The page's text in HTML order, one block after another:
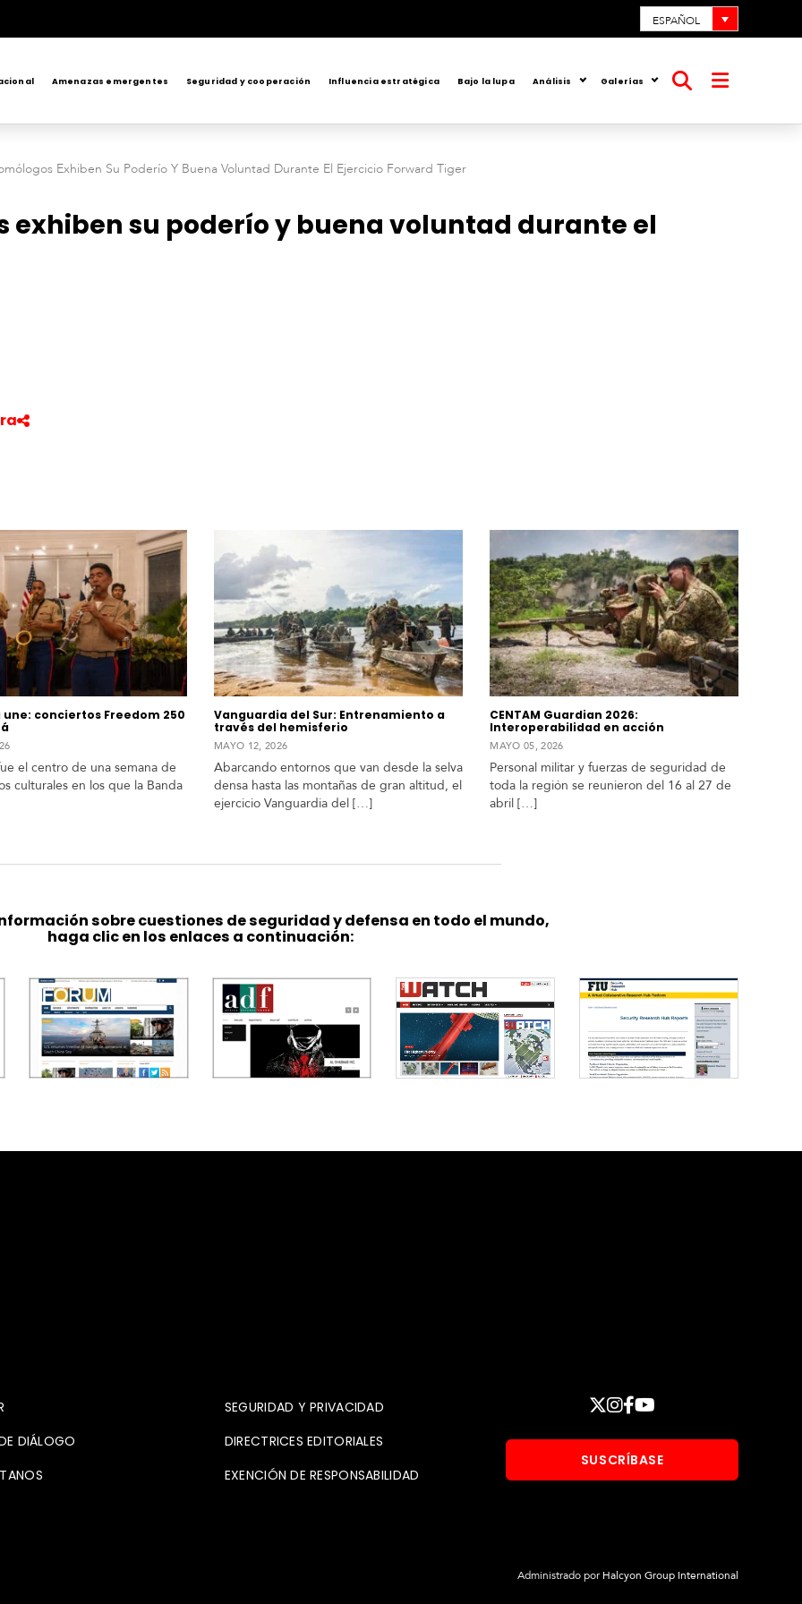
ESPAÑOL
Amenazas emergentes Seguridad y cooperación Influencia estratégica Bajo la lupa Análisis Galerías Abrir
Abrir
Exhiben Su Poderío Y Buena Voluntad Durante El Ejercicio Forward Tiger
exhiben su poderío y buena voluntad durante el
une: conciertos Freedom 250
el centro de una semana de
culturales en los que la Banda
Vanguardia del Sur: Entrenamiento a
través del hemisferio
MAYO 12, 2026
Abarcando entornos que van desde la selva
densa hasta las montañas de gran altitud, el
ejercicio Vanguardia del […]
CENTAM Guardian 2026:
Interoperabilidad en acción
MAYO 05, 2026
Personal militar y fuerzas de seguridad de
toda la región se reunieron del 16 al 27 de
abril […]
sobre cuestiones de seguridad y defensa en todo el mundo,
haga clic en los enlaces a continuación:
DIÁLOGO
Contacto
SEGURIDAD Y PRIVACIDAD
DIRECTRICES EDITORIALES
EXENCIÓN DE RESPONSABILIDAD
Manténgase
X INSTAGRAM
FACEBOOK
YOUTUBE
SUSCRÍBASE
Administrado por Halcyon Group International